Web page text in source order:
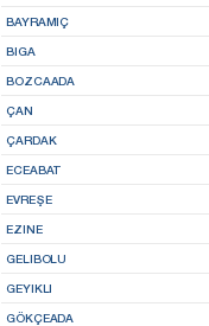
BAYRAMIÇ
BIGA
BOZCAADA
ÇAN
ÇARDAK
ECEABAT
EVREŞE
EZINE
GELIBOLU
GEYIKLI
GÖKÇEADA